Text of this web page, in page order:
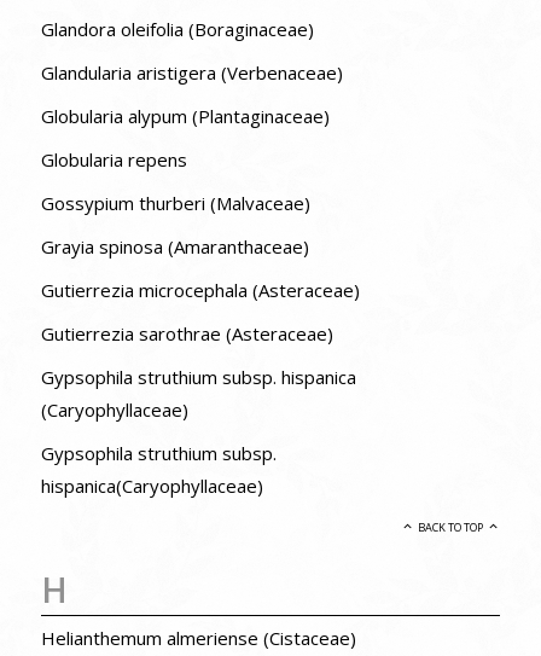
Glandora oleifolia (Boraginaceae)
Glandularia aristigera (Verbenaceae)
Globularia alypum (Plantaginaceae)
Globularia repens
Gossypium thurberi (Malvaceae)
Grayia spinosa (Amaranthaceae)
Gutierrezia microcephala (Asteraceae)
Gutierrezia sarothrae (Asteraceae)
Gypsophila struthium subsp. hispanica
(Caryophyllaceae)
Gypsophila struthium subsp.
hispanica(Caryophyllaceae)
BACK TO TOP
H
Helianthemum almeriense (Cistaceae)